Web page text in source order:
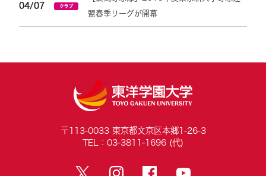
04/07
盟春季リーグが開幕
〒113-0033 東京都文京区本郷1-26-3
TEL：03-3811-1696 (代)